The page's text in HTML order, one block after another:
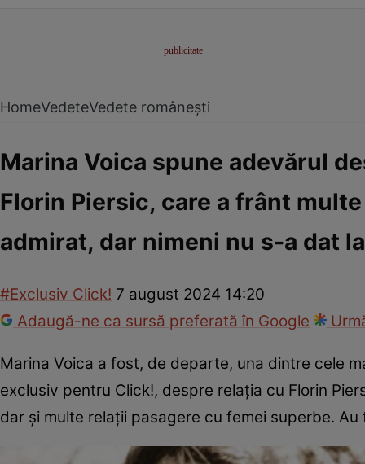
HomeVedeteVedete românești
Marina Voica spune adevărul
Florin Piersic, care a frânt
admirat, dar nimeni nu s-a dat
#Exclusiv Click! 7 august 2024 14:20
Adaugă-ne ca sursă preferată în Google
Marina Voica a fost, de departe, una dintre cele
exclusiv pentru Click!, despre relația cu Florin
dar și multe relații pasagere cu femei superbe.